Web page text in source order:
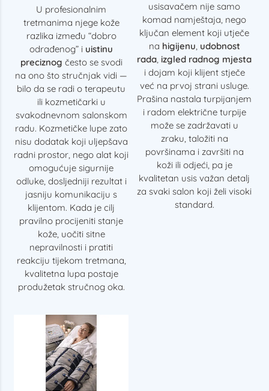
U profesionalnim
tretmanima njege kože
razlika između “dobro
odrađenog” i uistinu
preciznog često se svodi
na ono što stručnjak vidi —
bilo da se radi o terapeutu
ili kozmetičarki u
svakodnevnom salonskom
radu. Kozmetičke lupe zato
nisu dodatak koji uljepšava
radni prostor, nego alat koji
omogućuje sigurnije
odluke, dosljedniji rezultat i
jasniju komunikaciju s
klijentom. Kada je cilj
pravilno procijeniti stanje
kože, uočiti sitne
nepravilnosti i pratiti
reakciju tijekom tretmana,
kvalitetna lupa postaje
produžetak stručnog oka.
usisavačem nije samo
komad namještaja, nego
ključan element koji utječe
na higijenu, udobnost
rada, izgled radnog mjesta
i dojam koji klijent stječe
već na prvoj strani usluge.
Prašina nastala turpijanjem
i radom električne turpije
može se zadržavati u
zraku, taložiti na
površinama i završiti na
koži ili odjeći, pa je
kvalitetan usis važan detalj
za svaki salon koji želi visoki
standard.